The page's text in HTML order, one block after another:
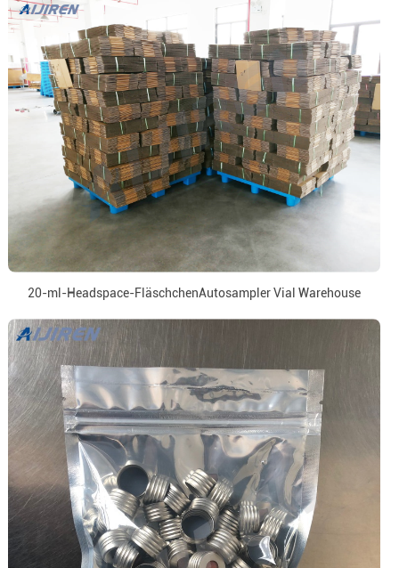
20-ml-Headspace-FläschchenAutosampler Vial Warehouse